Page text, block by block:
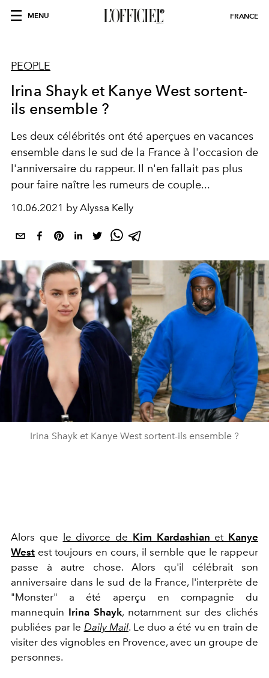
MENU FRANCE
PEOPLE
Irina Shayk et Kanye West sortent-
ils ensemble ?
Les deux célébrités ont été aperçues en vacances
ensemble dans le sud de la France à l'occasion de
l'anniversaire du rappeur. Il n'en fallait pas plus
pour faire naître les rumeurs de couple...
10.06.2021 by Alyssa Kelly
Irina Shayk et Kanye West sortent-ils ensemble ?
Alors que le divorce de Kim Kardashian et Kanye
West est toujours en cours, il semble que le rappeur
passe à autre chose. Alors qu'il célébrait son
anniversaire dans le sud de la France, l'interprète de
"Monster" a été aperçu en compagnie du
mannequin Irina Shayk, notamment sur des clichés
publiées par le Daily Mail. Le duo a été vu en train de
visiter des vignobles en Provence, avec un groupe de
personnes.